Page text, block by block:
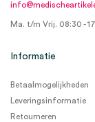
Ma. t/m Vrij. 08:30 -
Informatie
Betaalmogelijkheden
Leveringsinformatie
Retourneren